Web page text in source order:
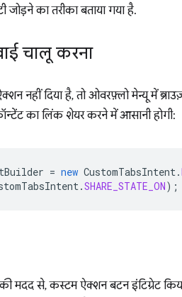
का तरीका बताया गया है.
चालू करना
दिया है, तो ओवरफ़्लो मेन्यू में
का लिंक शेयर करने में आसानी होगी:
= new CustomTabsIntent.
.SHARE_STATE_ON);
की मदद से, कस्टम ऐक्शन बटन इंटिग्रेट